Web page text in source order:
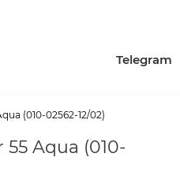
Telegram
(010-02562-12/02)
Aqua (010-